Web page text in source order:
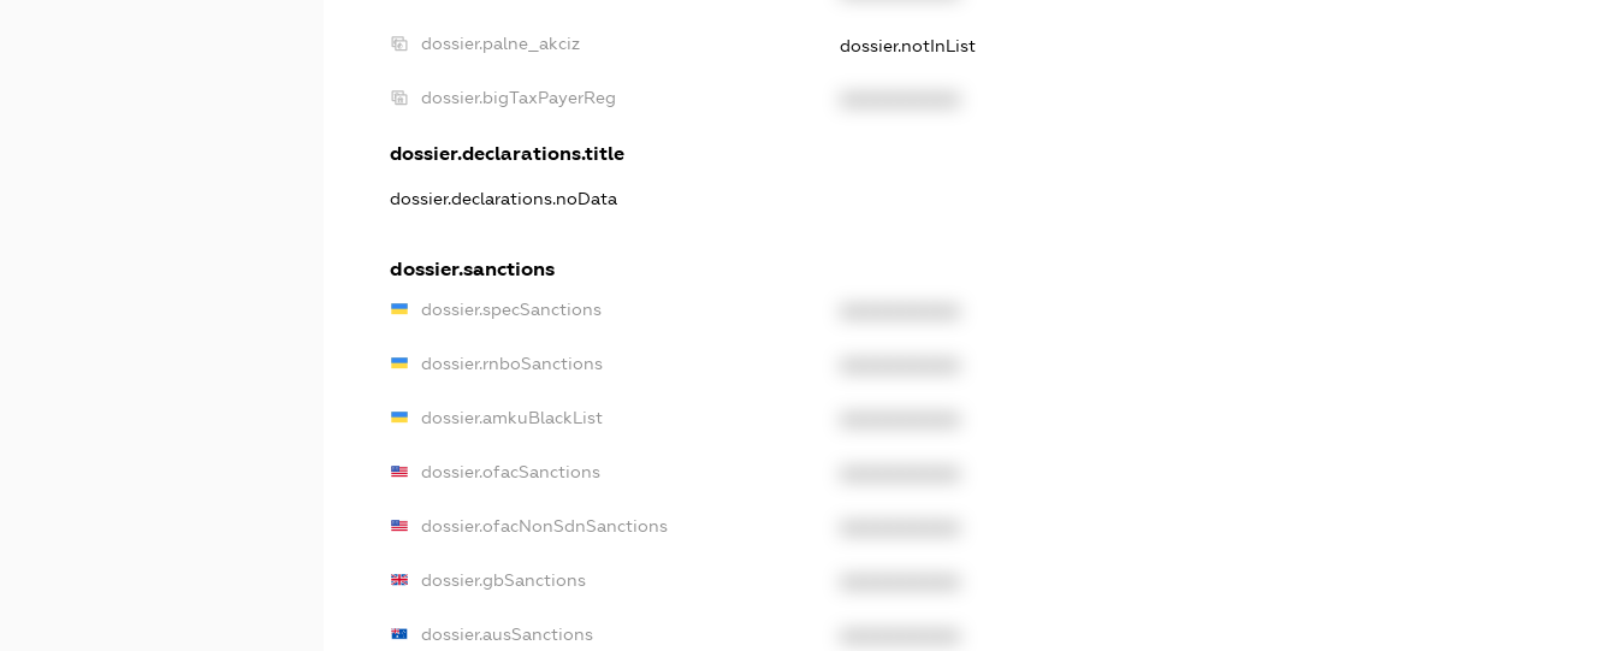
dossier.palne_akciz dossier.notInList
dossier.bigTaxPayerReg
dossier.declarations.title
dossier.declarations.noData
dossier.sanctions
dossier.specSanctions
dossier.rnboSanctions
dossier.amkuBlackList
dossier.ofacSanctions
dossier.ofacNonSdnSanctions
dossier.gbSanctions
dossier.ausSanctions